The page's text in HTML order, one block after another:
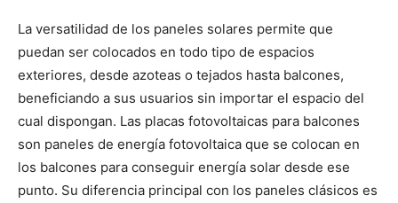
La versatilidad de los paneles solares permite que
puedan ser colocados en todo tipo de espacios
exteriores, desde azoteas o tejados hasta balcones,
beneficiando a sus usuarios sin importar el espacio del
cual dispongan. Las placas fotovoltaicas para balcones
son paneles de energía fotovoltaica que se colocan en
los balcones para conseguir energía solar desde ese
punto. Su diferencia principal con los paneles clásicos es